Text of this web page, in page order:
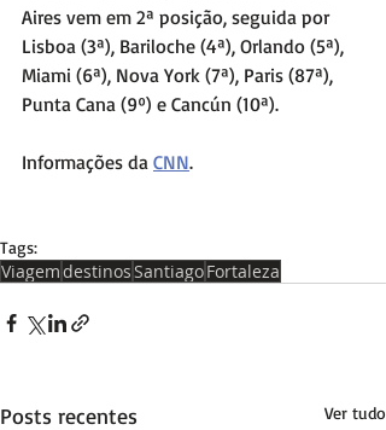
Aires vem em 2ª posição, seguida por
Lisboa (3ª), Bariloche (4ª), Orlando (5ª),
Miami (6ª), Nova York (7ª), Paris (87ª),
Punta Cana (9º) e Cancún (10ª).
Informações da CNN.
Tags:
ViagemdestinosSantiagoFortaleza
Posts recentes Ver tudo